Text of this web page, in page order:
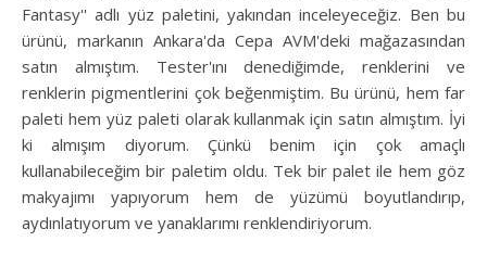
Fantasy'' adlı yüz paletini, yakından inceleyeceğiz. Ben bu
ürünü, markanın Ankara'da Cepa AVM'deki mağazasından
satın almıştım. Tester'ını denediğimde, renklerini ve
renklerin pigmentlerini çok beğenmiştim. Bu ürünü, hem far
paleti hem yüz paleti olarak kullanmak için satın almıştım. İyi
ki almışım diyorum. Çünkü benim için çok amaçlı
kullanabileceğim bir paletim oldu. Tek bir palet ile hem göz
makyajımı yapıyorum hem de yüzümü boyutlandırıp,
aydınlatıyorum ve yanaklarımı renklendiriyorum.